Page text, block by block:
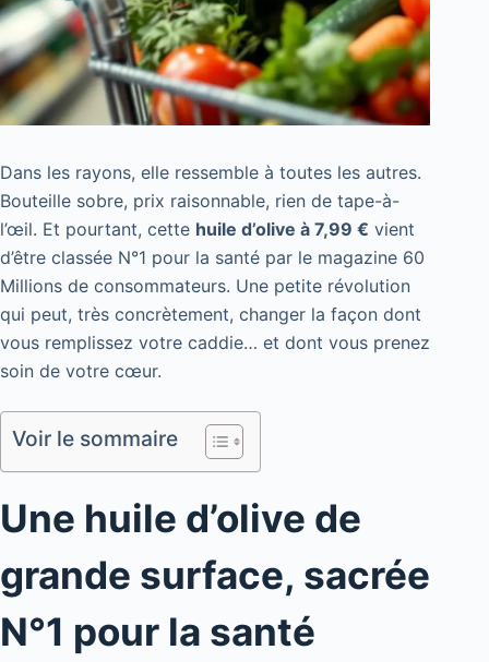
Dans les rayons, elle ressemble à toutes les autres.
Bouteille sobre, prix raisonnable, rien de tape-à-
l’œil. Et pourtant, cette huile d’olive à 7,99 € vient
d’être classée N°1 pour la santé par le magazine 60
Millions de consommateurs. Une petite révolution
qui peut, très concrètement, changer la façon dont
vous remplissez votre caddie… et dont vous prenez
soin de votre cœur.
Voir le sommaire
Une huile d’olive de
grande surface, sacrée
N°1 pour la santé